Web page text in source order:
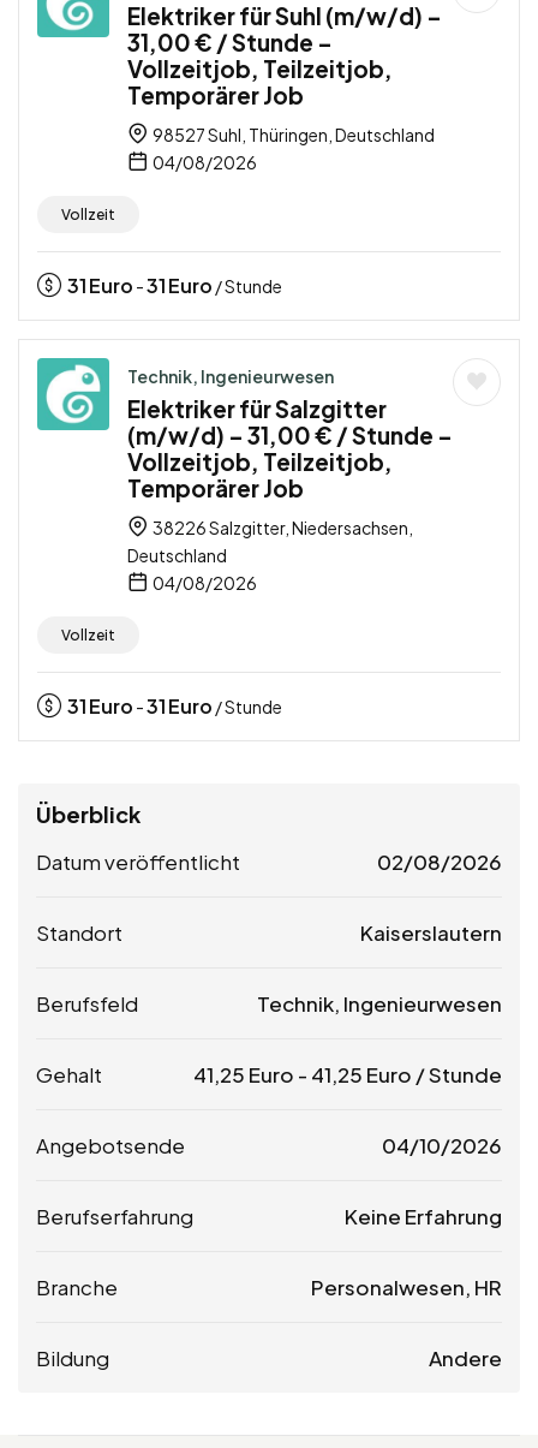
Elektriker für Suhl (m/w/d) –
31,00 € / Stunde –
Vollzeitjob, Teilzeitjob,
Temporärer Job
98527 Suhl, Thüringen, Deutschland
04/08/2026
Vollzeit
31Euro -31Euro / Stunde
Technik, Ingenieurwesen
Elektriker für Salzgitter
(m/w/d) – 31,00 € / Stunde –
Vollzeitjob, Teilzeitjob,
Temporärer Job
38226 Salzgitter, Niedersachsen,
Deutschland
04/08/2026
Vollzeit
31Euro -31Euro / Stunde
Überblick
Datum veröffentlicht 02/08/2026
Standort Kaiserslautern
Berufsfeld Technik, Ingenieurwesen
Gehalt 41,25 Euro - 41,25 Euro / Stunde
Angebotsende 04/10/2026
Berufserfahrung Keine Erfahrung
Branche Personalwesen, HR
Bildung Andere